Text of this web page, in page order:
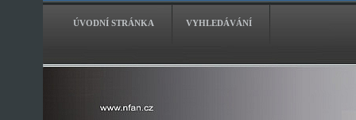
ÚVODNÍ STRÁNKA VYHLEDÁVÁNÍ